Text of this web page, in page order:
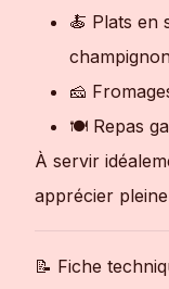
🍝 Plats en
🧀
🍽 Repas
À servir
apprécier
📝 Fiche